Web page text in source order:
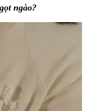
ngào?